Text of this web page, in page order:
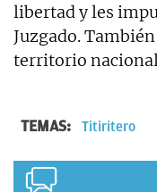
libertad y les
Juzgado.
territorio
TEMAS: Titiritero